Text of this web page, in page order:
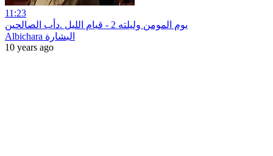
11:23
يوم المومن وليلته 2 - قيام الليل .دأب الصالحين
Albichara البشارة
10 years ago